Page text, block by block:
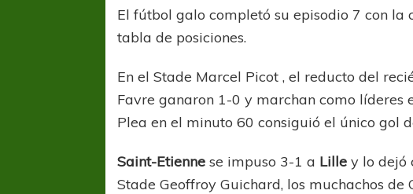
El fútbol galo completó su episodio 7 con la
tabla de posiciones.
En el Stade Marcel Picot , el reducto del
Favre ganaron 1-0 y marchan como líderes
Plea en el minuto 60 consiguió el único gol
Saint-Etienne se impuso 3-1 a Lille y lo dejó
Stade Geoffroy Guichard, los muchachos